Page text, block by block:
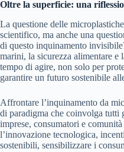
Oltre la superficie: una
La questione delle
scientifico, ma anche una
di questo inquinamento
marini, la sicurezza alimentare e
tempo di agire, non solo per
garantire un futuro sostenibile
Affrontare l’inquinamento da
di paradigma che coinvolga tutti
imprese, consumatori e
l’innovazione tecnologica,
sostenibili, sensibilizzare i